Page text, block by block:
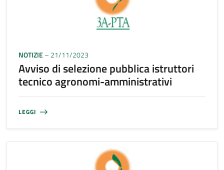
NOTIZIE– 21/11/2023
Avviso di selezione pubblica istruttori
tecnico agronomi-amministrativi
LEGGI